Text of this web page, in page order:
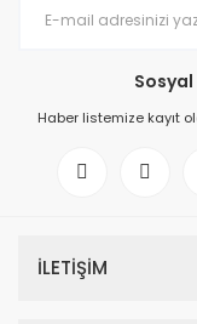
Haber listemize kayıt
İLETİŞİM